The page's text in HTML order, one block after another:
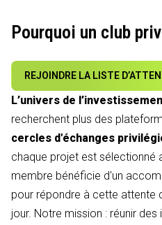
Pourquoi un club
REJOINDRE LA LISTE
L’univers de
recherchent plus des
cercles d'échanges
chaque projet est sélectionné
membre bénéficie d'un
pour répondre à cette attente
jour. Notre mission : réunir